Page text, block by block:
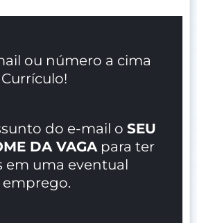
ou número a cima
do e-mail o SEU
DA VAGA para ter
em uma eventual
emprego.